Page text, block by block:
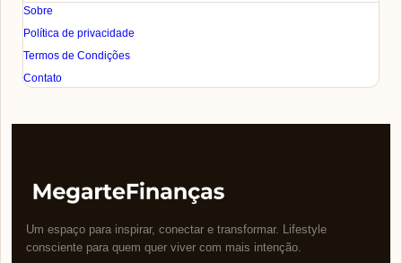
Sobre
Política de privacidade
Termos de Condições
Contato
Um espaço para inspirar, conectar e transformar. Lifestyle
consciente para quem quer viver com mais intenção.